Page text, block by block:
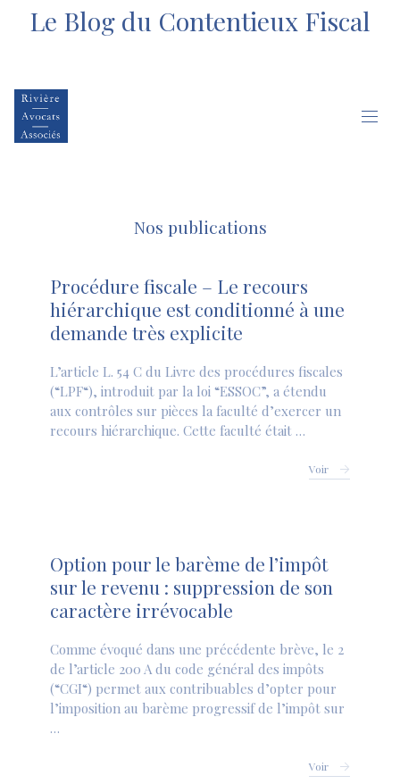
Le Blog du Contentieux Fiscal
Nos publications
Procédure fiscale – Le recours
hiérarchique est conditionné à une
demande très explicite
L’article L. 54 C du Livre des procédures fiscales
(“LPF“), introduit par la loi “ESSOC”, a étendu
aux contrôles sur pièces la faculté d’exercer un
recours hiérarchique. Cette faculté était …
Voir
Option pour le barème de l’impôt
sur le revenu : suppression de son
caractère irrévocable
Comme évoqué dans une précédente brève, le 2
de l’article 200 A du code général des impôts
(“CGI“) permet aux contribuables d’opter pour
l’imposition au barème progressif de l’impôt sur
…
Voir